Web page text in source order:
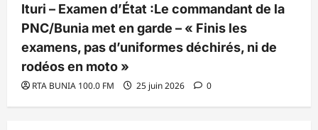
Ituri – Examen d’État :Le commandant de la
PNC/Bunia met en garde – « Finis les
examens, pas d’uniformes déchirés, ni de
rodéos en moto »
RTA BUNIA 100.0 FM 25 juin 2026 0